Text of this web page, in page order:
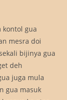
kontol gua
mesra doi
bijinya gua
deh
juga mula
gua masuk